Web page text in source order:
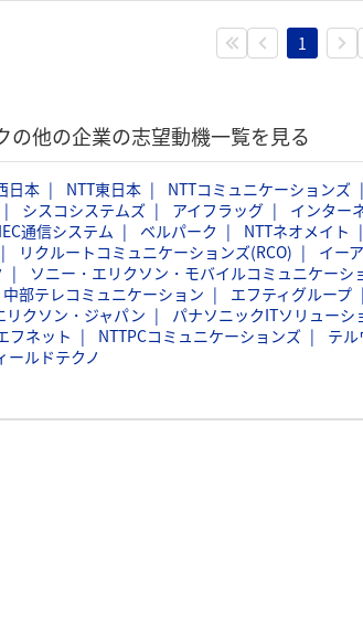
1
の他の企業の志望動機一覧を見る
日本 NTT東日本 NTTコミュニケーションズ
シスコシステムズ アイフラッグ インター
通信システム ベルパーク NTTネオメイト
リクルートコミュニケーションズ(RCO) イー
ソニー・エリクソン・モバイルコミュニケーシ
中部テレコミュニケーション エフティグループ
リクソン・ジャパン パナソニックITソリューシ
フネット NTTPCコミュニケーションズ テ
ールドテクノ